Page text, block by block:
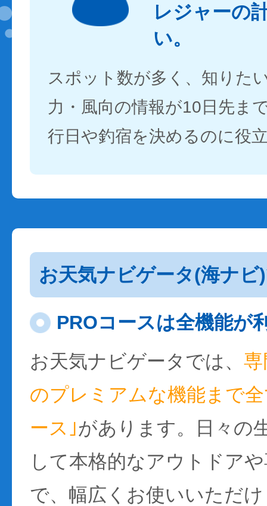
レジャーの
い。
スポット数が多く、知りた
力・風向の情報が10日先ま
行日や釣宿を決めるのに役
お天気ナビゲータ(海ナビ
PROコースは全機能が
お天気ナビゲータでは、
のプレミアムな機能まで
ース｣があります。日々の
して本格的なアウトドア
で、幅広くお使いいただ